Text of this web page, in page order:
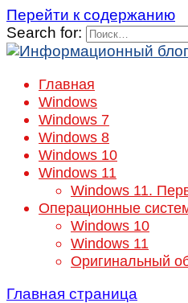
Перейти к содержанию
Search for:
Главная
Windows
Windows 7
Windows 8
Windows 10
Windows 11
Windows 11.
Операционные
Windows 10
Windows 11
Оригинальный
Главная страница